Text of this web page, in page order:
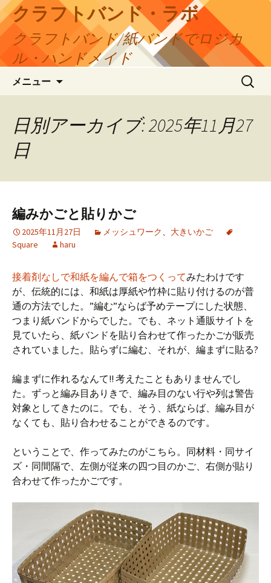
コ
ン
テ
ツ
ス
クラフトバンド・ラボ
クラフトバンド/紙バンドでロジカ
ル・ハンドメイド
メニュー
検
索:
日別アーカイブ: 2025年11月27
日
編みかごと貼りかご
2025年11月27日 メッシュワーク、 大きいかご
Square
haru
接着剤なしで和紙を編んで箱をつくってみたわけです
が、伝統的には、和紙は厚紙や竹枠に貼り付けるのが普
通の方法でした。”編む”ならば予めテープにした状態、
つまり紙バンドからでした。でも、ネット通販サイトを
見ていたら、紙バンドを貼り合わせて作ったかごが販売
されていました。貼らずに編む、それが、編まずに貼る?
編まずに作れるなんて!! 考えたこともありませんでし
た。ずっと編み目ありきで、編み目のない行や列は警告
対象としてきたのに。でも、そう、紙ならば、編み目が
なくても、貼り合わせることができるのです。
ということで、作ってみたのがこちら。同材料・同サイ
ズ・同間隔で、左側が従来の四つ目のかご、右側が貼り
合わせて作ったかごです。